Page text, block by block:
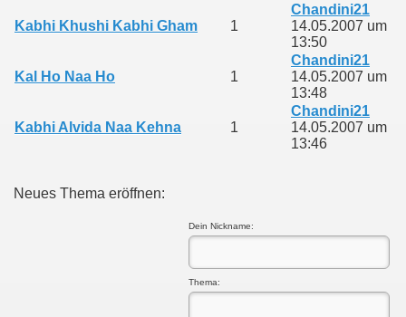
Kabhi Khushi Kabhi Gham 1
Chandini21
14.05.2007 um
13:50
Kal Ho Naa Ho 1
Chandini21
14.05.2007 um
13:48
Kabhi Alvida Naa Kehna 1
Chandini21
14.05.2007 um
13:46
Neues Thema eröffnen:
Dein Nickname:
Thema: